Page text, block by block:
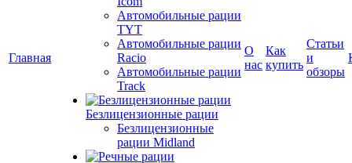
Главная
Автомобильные рации
TYT
Автомобильные рации
Racio
Автомобильные рации
Track
Безлицензионные рации
Безлицензионные
рации Midland
О
нас
Как
купить
Статьи
и
обзоры